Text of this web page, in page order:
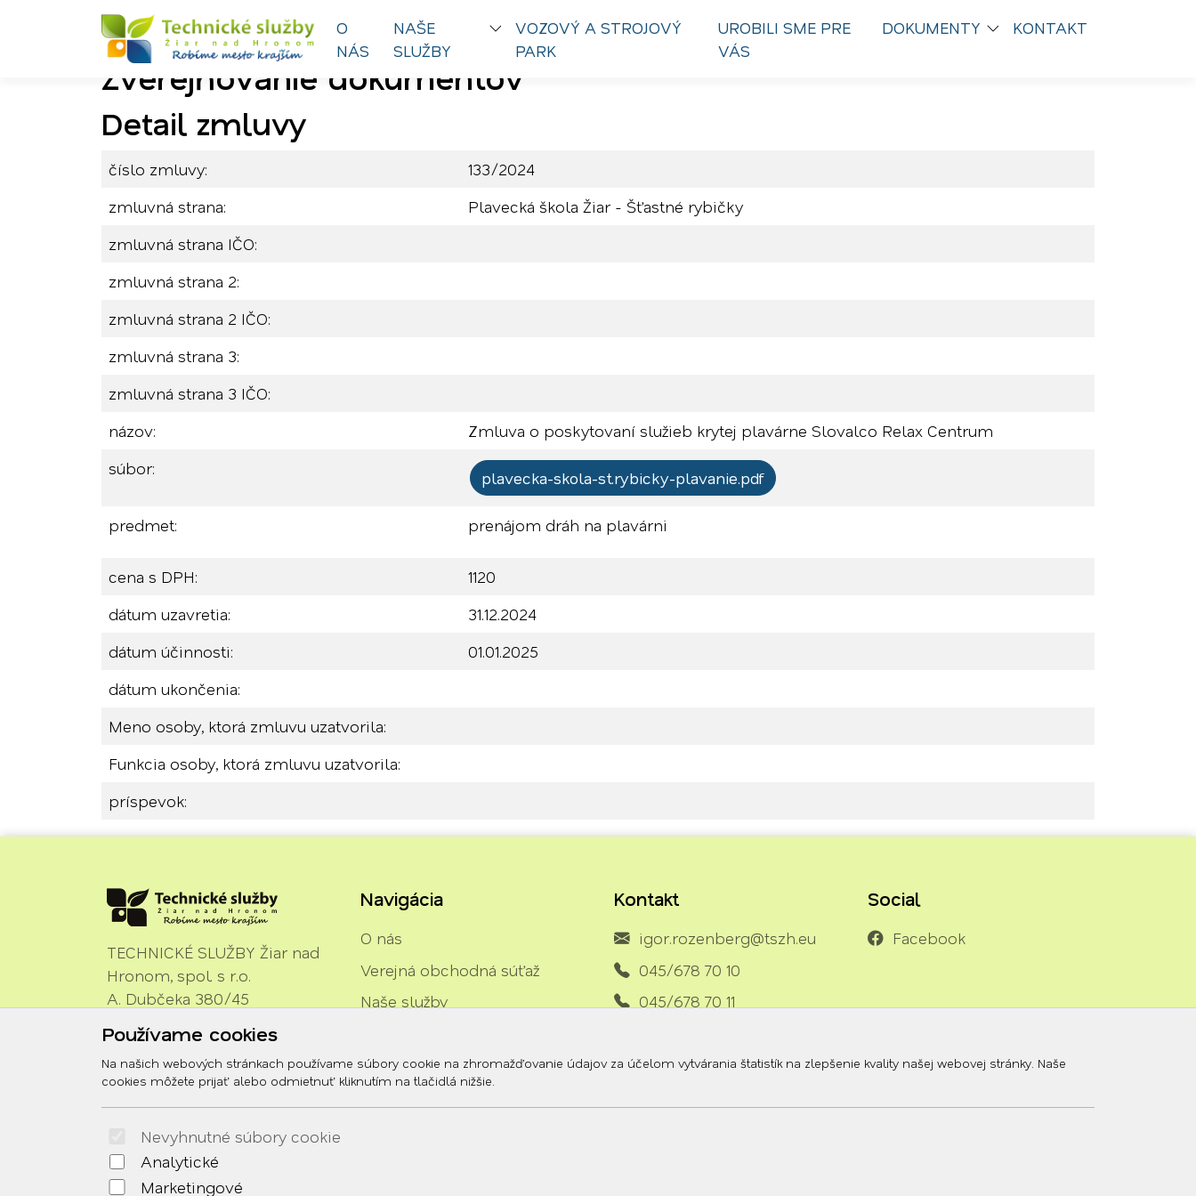
Preskočiť na obsah
Preskočiť na hlavné menu
O
NÁS
NAŠE
SLUŽBY
VOZOVÝ A STROJOVÝ
PARK
UROBILI SME PRE
VÁS
DOKUMENTY KONTAKT
Zverejňovanie dokumentov
Detail zmluvy
číslo zmluvy:
133/2024
zmluvná strana:
Plavecká škola Žiar - Šťastné rybičky
zmluvná strana IČO:
zmluvná strana 2:
zmluvná strana 2 IČO:
zmluvná strana 3:
zmluvná strana 3 IČO:
názov:
Zmluva o poskytovaní služieb krytej plavárne Slovalco Relax Centrum
súbor:
plavecka-skola-st.rybicky-plavanie.pdf
predmet: prenájom dráh na plavárni
cena s DPH:
1120
dátum uzavretia:
31.12.2024
dátum účinnosti:
01.01.2025
dátum ukončenia:
Meno osoby, ktorá zmluvu uzatvorila:
Funkcia osoby, ktorá zmluvu uzatvorila:
príspevok:
Používame cookies
Na našich webových stránkach používame súbory cookie na zhromažďovanie údajov za účelom vytvárania štatistík na zlepšenie kvality našej webovej stránky. Naše
cookies môžete prijať alebo odmietnuť kliknutím na tlačidlá nižšie.
Nevyhnutné súbory cookie
Analytické
Marketingové
TECHNICKÉ SLUŽBY Žiar nad
Hronom, spol. s r.o.
A. Dubčeka 380/45
965 01 Žiar nad Hronom
Navigácia
O nás
Verejná obchodná súťaž
Naše služby
Urobili sme pre vás
Kontakt
igor.rozenberg@tszh.eu
045/678 70 10
045/678 70 11
Social
Facebook